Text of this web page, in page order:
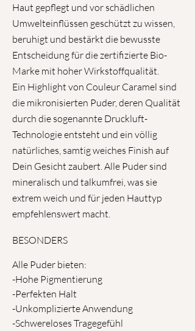
Haut gepflegt und vor schädlichen
Umwelteinflüssen geschützt zu wissen,
beruhigt und bestärkt die bewusste
Entscheidung für die zertifizierte Bio-
Marke mit hoher Wirkstoffqualität.
Ein Highlight von Couleur Caramel sind
die mikronisierten Puder, deren Qualität
durch die sogenannte Druckluft-
Technologie entsteht und ein völlig
natürliches, samtig weiches Finish auf
Dein Gesicht zaubert. Alle Puder sind
mineralisch und talkumfrei, was sie
extrem weich und für jeden Hauttyp
empfehlenswert macht.
BESONDERS
Alle Puder bieten:
-Hohe Pigmentierung
-Perfekten Halt
-Unkomplizierte Anwendung
-Schwereloses Tragegefühl